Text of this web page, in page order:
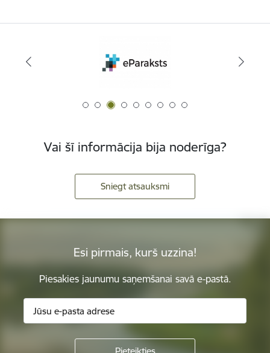
Vai šī informācija bija noderīga?
Sniegt atsauksmi
Esi pirmais, kurš uzzina!
Piesakies jaunumu saņemšanai savā e-pastā.